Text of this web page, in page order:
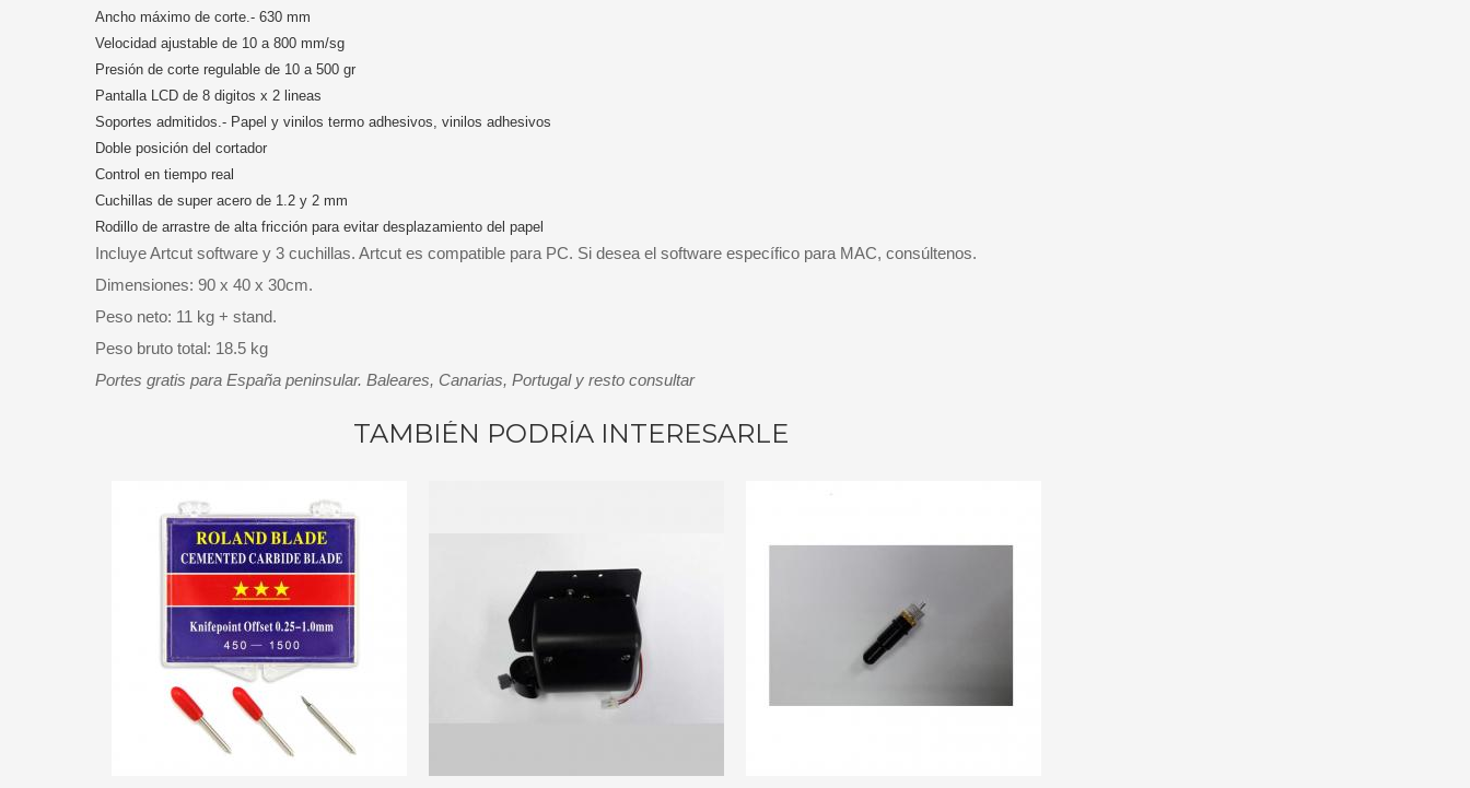
Ancho máximo de corte.- 630 mm
Velocidad ajustable de 10 a 800 mm/sg
Presión de corte regulable de 10 a 500 gr
Pantalla LCD de 8 digitos x 2 lineas
Soportes admitidos.- Papel y vinilos termo adhesivos, vinilos adhesivos
Doble posición del cortador
Control en tiempo real
Cuchillas de super acero de 1.2 y 2 mm
Rodillo de arrastre de alta fricción para evitar desplazamiento del papel
Incluye Artcut software y 3 cuchillas. Artcut es compatible para PC. Si desea el software específico para MAC, consúltenos.
Dimensiones: 90 x 40 x 30cm.
Peso neto: 11 kg + stand.
Peso bruto total: 18.5 kg
Portes gratis para España peninsular. Baleares, Canarias, Portugal y resto consultar
TAMBIÉN PODRÍA INTERESARLE
AÑADIR A CARRITO